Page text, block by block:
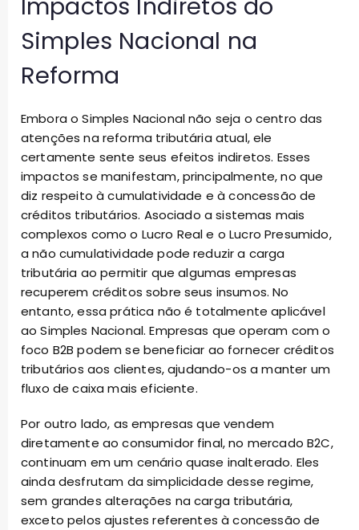
Impactos Indiretos do
Simples Nacional na
Reforma
Embora o Simples Nacional não seja o centro das
atenções na reforma tributária atual, ele
certamente sente seus efeitos indiretos. Esses
impactos se manifestam, principalmente, no que
diz respeito à cumulatividade e à concessão de
créditos tributários. Asociado a sistemas mais
complexos como o Lucro Real e o Lucro Presumido,
a não cumulatividade pode reduzir a carga
tributária ao permitir que algumas empresas
recuperem créditos sobre seus insumos. No
entanto, essa prática não é totalmente aplicável
ao Simples Nacional. Empresas que operam com o
foco B2B podem se beneficiar ao fornecer créditos
tributários aos clientes, ajudando-os a manter um
fluxo de caixa mais eficiente.
Por outro lado, as empresas que vendem
diretamente ao consumidor final, no mercado B2C,
continuam em um cenário quase inalterado. Eles
ainda desfrutam da simplicidade desse regime,
sem grandes alterações na carga tributária,
exceto pelos ajustes referentes à concessão de